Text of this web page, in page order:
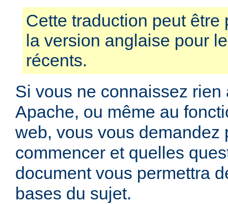
Cette traduction peut être
la version anglaise pour
récents.
Si vous ne connaissez rien
Apache, ou même au
web, vous vous demandez
commencer et quelles
document vous permettra
bases du sujet.